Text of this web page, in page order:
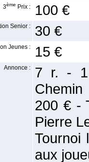
3ème Prix : 100 €
Senior : 30 €
Jeunes : 15 €
Annonce :
7 r. -
200 € -
Pierre
Tournoi
aux